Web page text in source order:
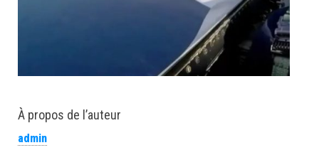
À propos de l’auteur
admin